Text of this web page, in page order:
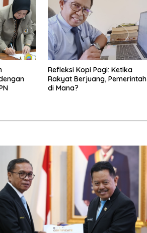
Refleksi Kopi Pagi: Ketika
Rakyat Berjuang, Pemerintah
di Mana?